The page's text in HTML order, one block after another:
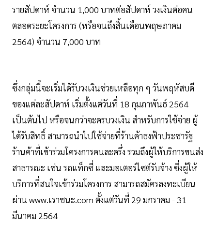
รายสัปดาห์ จำนวน 1,000 บาทต่อสัปดาห์ วงเงินต่อคน
ตลอดระยะโครงการ (หรือจนถึงสิ้นเดือนพฤษภาคม
2564) จำนวน 7,000 บาท
ซึ่งกลุ่มนี้จะเริ่มได้รับวงเงินช่วยเหลือทุก ๆ วันพฤหัสบดี
ของแต่ละสัปดาห์ เริ่มตั้งแต่วันที่ 18 กุมภาพันธ์ 2564
เป็นต้นไป หรือจนกว่าจะครบวงเงิน สำหรับการใช้จ่าย ผู้
ได้รับสิทธิ์ สามารถนำไปใช้จ่ายที่ร้านค้าธงฟ้าประชารัฐ
ร้านค้าที่เข้าร่วมโครงการคนละครึ่ง รวมถึงผู้ให้บริการขนส่ง
สาธารณะ เช่น รถแท็กซี่ และมอเตอร์ไซต์รับจ้าง ซึ่งผู้ให้
บริการที่สนใจเข้าร่วมโครงการ สามารถสมัครลงทะเบียน
ผ่าน www.เราชนะ.com ตั้งแต่วันที่ 29 มกราคม - 31
มีนาคม 2564